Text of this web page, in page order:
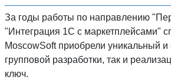
За годы работы по направлению
"Интеграция 1С с маркетплейсами"
MoscowSoft приобрели уникальный и
групповой разработки, так и
ключ.